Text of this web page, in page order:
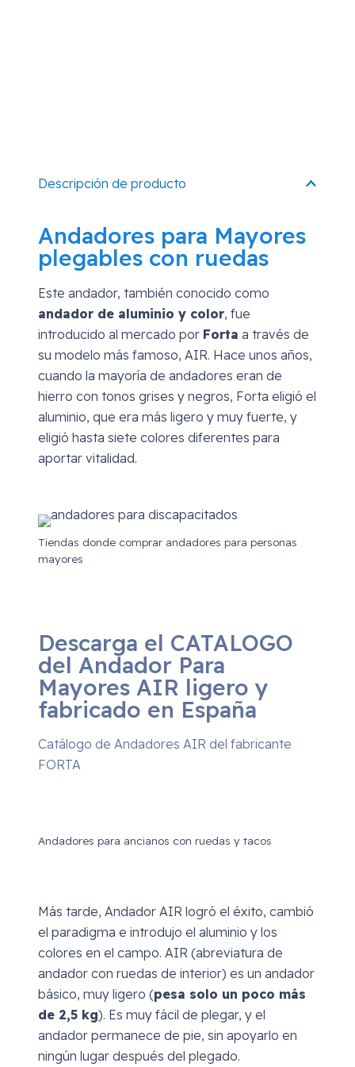
Descripción de producto
Andadores para Mayores
plegables con ruedas
Este andador, también conocido como
andador de aluminio y color, fue
introducido al mercado por Forta a través de
su modelo más famoso, AIR. Hace unos años,
cuando la mayoría de andadores eran de
hierro con tonos grises y negros, Forta eligió el
aluminio, que era más ligero y muy fuerte, y
eligió hasta siete colores diferentes para
aportar vitalidad.
Tiendas donde comprar andadores para personas
mayores
Descarga el CATALOGO
del Andador Para
Mayores AIR ligero y
fabricado en España
Catálogo de Andadores AIR del fabricante
FORTA
Andadores para ancianos con ruedas y tacos
Más tarde, Andador AIR logró el éxito, cambió
el paradigma e introdujo el aluminio y los
colores en el campo. AIR (abreviatura de
andador con ruedas de interior) es un andador
básico, muy ligero (pesa solo un poco más
de 2,5 kg). Es muy fácil de plegar, y el
andador permanece de pie, sin apoyarlo en
ningún lugar después del plegado.